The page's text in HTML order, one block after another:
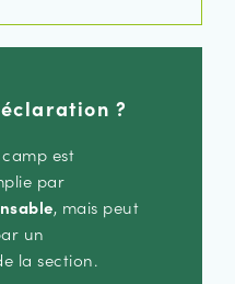
?
est
par
, mais peut
un
la section.